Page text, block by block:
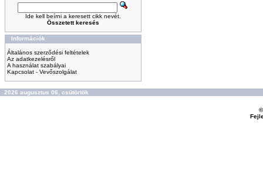
Ide kell beírni a keresett cikk nevét.
Összetett keresés
Információk
Általános szerződési feltételek
Az adatkezelésről
A használat szabályai
Kapcsolat - Vevőszolgálat
2026 augusztus 06, csütörtök